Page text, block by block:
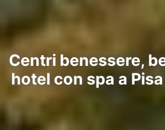
Centri benessere,
hotel con spa a